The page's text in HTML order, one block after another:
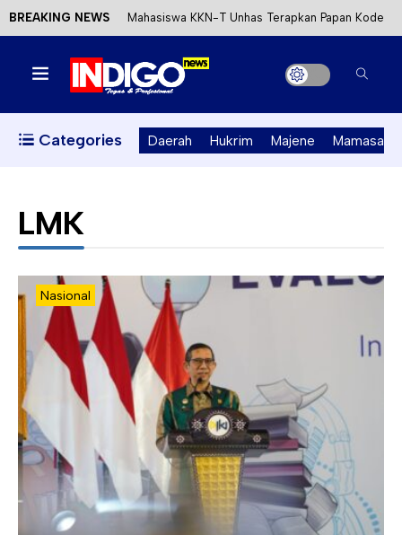
BREAKING NEWS Mahasiswa KKN-T Unhas Terapkan Papan Kode
Etik Wisata di Pantai Lawere Desa Lotang Salo
Satu DPO Pengeroyokan SPBU Tapalang
Ditangkap, Satu Lagi Kabur ke Kalimantan
Categories Daerah Hukrim Majene Mamasa
LMK
Nasional